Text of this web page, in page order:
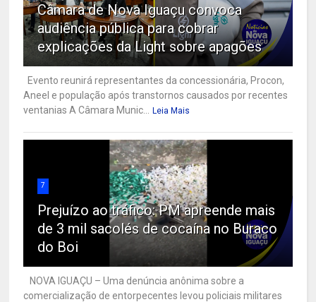
Câmara de Nova Iguaçu convoca
audiência pública para cobrar
explicações da Light sobre apagões
Evento reunirá representantes da concessionária, Procon,
Aneel e população após transtornos causados por recentes
ventanias A Câmara Munic...
Leia Mais
7
Prejuízo ao tráfico: PM apreende mais
de 3 mil sacolés de cocaína no Buraco
do Boi
NOVA IGUAÇU – Uma denúncia anônima sobre a
comercialização de entorpecentes levou policiais militares